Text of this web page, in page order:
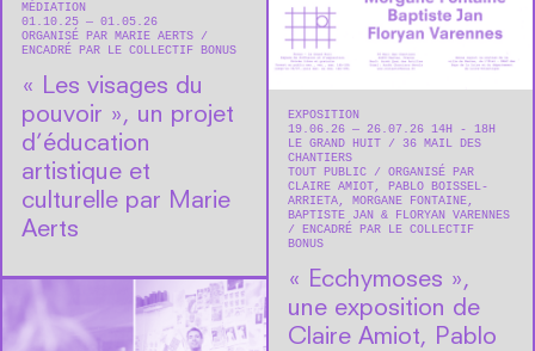
MÉDIATION
01.10.25 — 01.05.26
ORGANISÉ PAR MARIE AERTS
ENCADRÉ PAR LE COLLECTIF BONUS
« Les visages du
pouvoir », un projet
d’éducation
artistique et
culturelle par Marie
Aerts
EXPOSITION
19.06.26 — 26.07.26 14H - 18H
LE GRAND HUIT
36 MAIL DES
CHANTIERS
TOUT PUBLIC
ORGANISÉ PAR
CLAIRE AMIOT, PABLO BOISSEL-
ARRIETA, MORGANE FONTAINE,
BAPTISTE JAN & FLORYAN VARENNES
ENCADRÉ PAR LE COLLECTIF
BONUS
« Ecchymoses »,
une exposition de
Claire Amiot, Pablo